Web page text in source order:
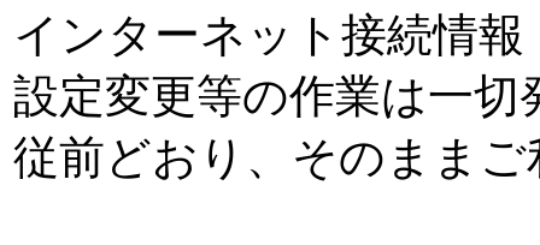
インターネット接続情
設定変更等の作業は一切
従前どおり、そのまま